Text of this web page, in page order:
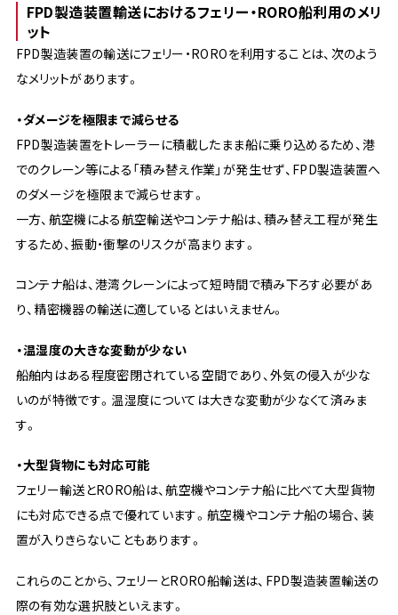
FPD製造装置輸送におけるフェリー・RORO船利用のメリ
ット
FPD製造装置の輸送にフェリー・ROROを利用することは、次のよう
なメリットがあります。
・ダメージを極限まで減らせる
FPD製造装置をトレーラーに積載したまま船に乗り込めるため、港
でのクレーン等による「積み替え作業」が発生せず、FPD製造装置へ
のダメージを極限まで減らせます。
一方、航空機による航空輸送やコンテナ船は、積み替え工程が発生
するため、振動・衝撃のリスクが高まります。
コンテナ船は、港湾クレーンによって短時間で積み下ろす必要があ
り、精密機器の輸送に適しているとはいえません。
・温湿度の大きな変動が少ない
船舶内はある程度密閉されている空間であり、外気の侵入が少な
いのが特徴です。温湿度については大きな変動が少なくて済みま
す。
・大型貨物にも対応可能
フェリー輸送とRORO船は、航空機やコンテナ船に比べて大型貨物
にも対応できる点で優れています。航空機やコンテナ船の場合、装
置が入りきらないこともあります。
これらのことから、フェリーとRORO船輸送は、FPD製造装置輸送の
際の有効な選択肢といえます。